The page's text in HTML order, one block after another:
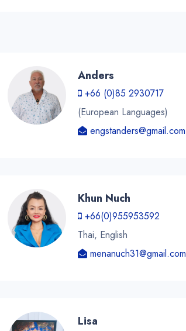
Anders
+66 (0)85 2930717
(European Languages)
engstanders@gmail.com
Khun Nuch
+66(0)955953592
Thai, English
menanuch31@gmail.com
Lisa